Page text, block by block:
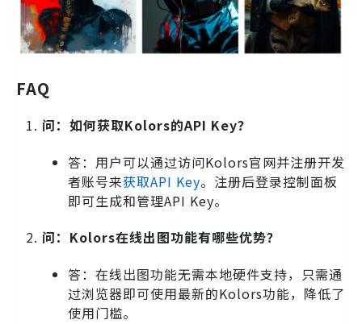
FAQ
问：如何获取Kolors的API Key？
答：用户可以通过访问Kolors官网并注册开发
者账号来获取API Key。注册后登录控制面板
即可生成和管理API Key。
问：Kolors在线出图功能有哪些优势？
答：在线出图功能无需本地硬件支持，只需通
过浏览器即可使用最新的Kolors功能，降低了
使用门槛。